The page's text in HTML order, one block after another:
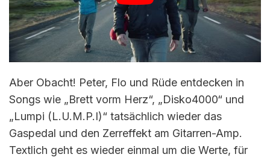
Aber Obacht! Peter, Flo und Rüde entdecken in
Songs wie „Brett vorm Herz“, „Disko4000“ und
„Lumpi (L.U.M.P.I)“ tatsächlich wieder das
Gaspedal und den Zerreffekt am Gitarren-Amp.
Textlich geht es wieder einmal um die Werte, für